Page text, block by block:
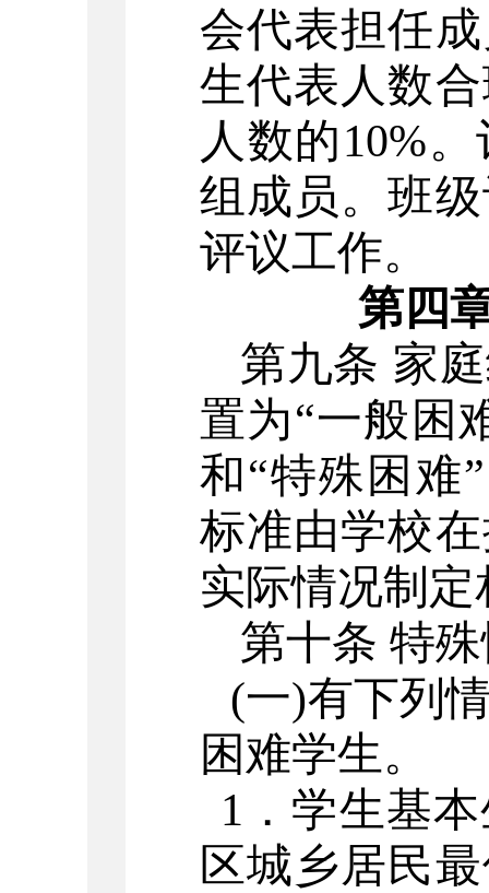
会代表担任
生代表人数
人数的10%
组成员。班
评议工作。
第四
第九条 家
置为“一般困
和“特殊困难
标准由学校
实际情况制
第十条 特
(一)有下列
困难学生。
1 ．学生基
区城乡居民